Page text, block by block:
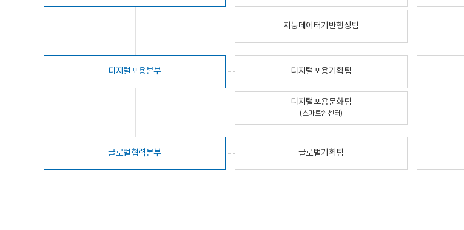
지능데이터기반행정팀
디지털포용본부 디지털포용기획팀
디지털포용문화팀
(스마트쉼센터)
글로벌협력본부 글로벌기획팀